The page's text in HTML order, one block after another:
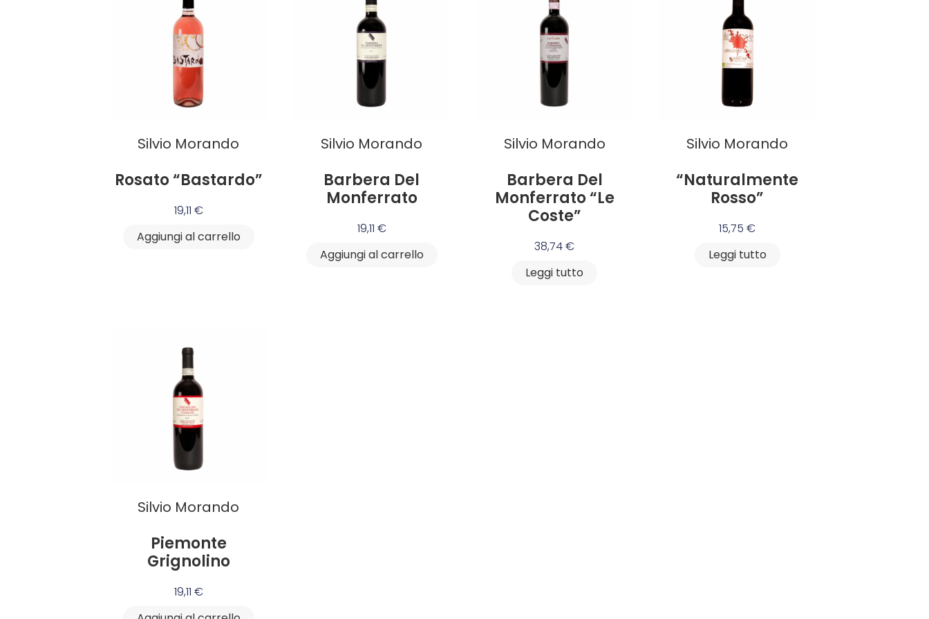
Silvio Morando
Rosato “Bastardo”
19,11 €
Aggiungi al carrello
Silvio Morando
Barbera Del
Monferrato
19,11 €
Aggiungi al carrello
Silvio Morando
Barbera Del
Monferrato “Le
Coste”
38,74€
Leggi tutto
Silvio Morando
“Naturalmente
Rosso”
15,75€
Leggi tutto
Silvio Morando
Piemonte
Grignolino
19,11 €